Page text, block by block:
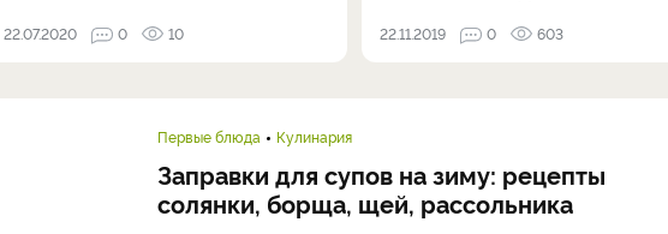
22.07.2020 0 10 22.11.2019 0 603
Первые блюда Кулинария
Заправки для супов на зиму: рецепты
солянки, борща, щей, рассольника